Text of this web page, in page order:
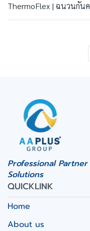
ThermoFlex | ฉนวนกัน
Professional
Solutions
QUICKLINK
Home
About us